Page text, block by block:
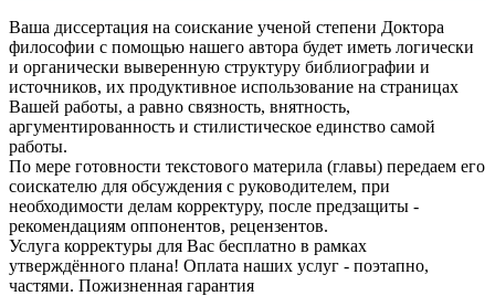
Ваша диссертация на соискание ученой степени Доктора
философии с помощью нашего автора будет иметь логически
и органически выверенную структуру библиографии и
источников, их продуктивное использование на страницах
Вашей работы, а равно связность, внятность,
аргументированность и стилистическое единство самой
работы.
По мере готовности текстового материла (главы) передаем его
соискателю для обсуждения с руководителем, при
необходимости делам корректуру, после предзащиты -
рекомендациям оппонентов, рецензентов.
Услуга корректуры для Вас бесплатно в рамках
утверждённого плана! Оплата наших услуг - поэтапно,
частями. Пожизненная гарантия